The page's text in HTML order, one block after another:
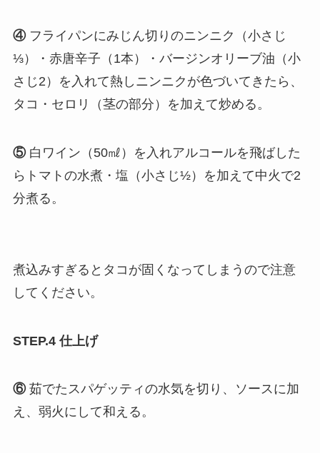
④ フライパンにみじん切りのニンニク（小さじ
⅓）・赤唐辛子（1本）・バージンオリーブ油（小
さじ2）を入れて熱しニンニクが色づいてきたら、
タコ・セロリ（茎の部分）を加えて炒める。
⑤白ワイン（50㎖）を入れアルコールを飛ばした
らトマトの水煮・塩（小さじ½）を加えて中火で2
分煮る。
煮込みすぎるとタコが固くなってしまうので注意
してください。
STEP.4 仕上げ
⑥茹でたスパゲッティの水気を切り、ソースに加
え、弱火にして和える。